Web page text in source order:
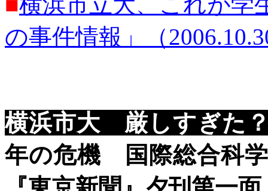
の事件情報」（
横浜市大 厳しすぎた
年の危機 国際総合科